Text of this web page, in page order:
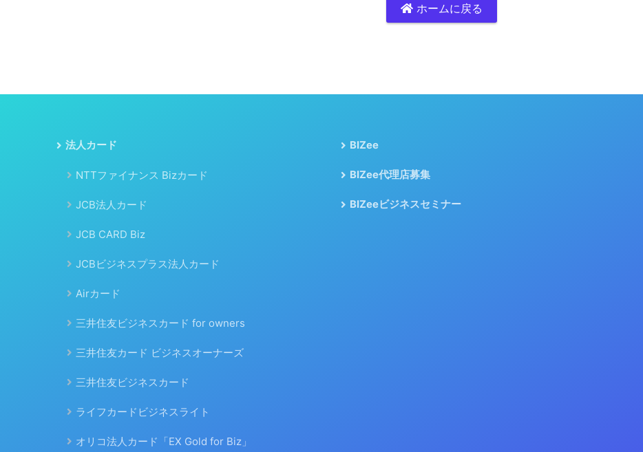
ホームに戻る
法人カード
NTTファイナンス Bizカード
JCB法人カード
JCB CARD Biz
JCBビジネスプラス法人カード
Airカード
三井住友ビジネスカード for owners
三井住友カード ビジネスオーナーズ
三井住友ビジネスカード
ライフカードビジネスライト
オリコ法人カード「EX Gold for Biz」
BIZee
BIZee代理店募集
BIZeeビジネスセミナー